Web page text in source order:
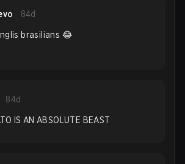
84d
brasilians 😂
84d
IS AN ABSOLUTE BEAST